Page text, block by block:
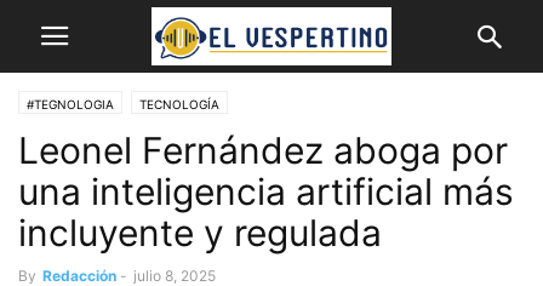
#TEGNOLOGIA TECNOLOGÍA
Leonel Fernández aboga por
una inteligencia artificial más
incluyente y regulada
By Redacción - julio 8, 2025